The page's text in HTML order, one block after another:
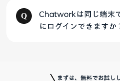
Chatworkは同じ端末
にログインできますか
まずは、無料でお試し